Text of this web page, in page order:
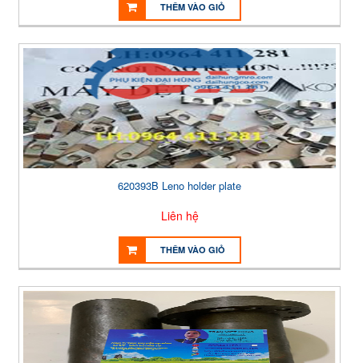
THÊM VÀO GIỎ
620393B Leno holder plate
Liên hệ
THÊM VÀO GIỎ